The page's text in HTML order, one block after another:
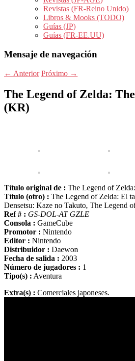
Revistas (FR-Reino Unido)
Libros & Mooks (TODO)
Guías (JP)
Guías (FR-EE.UU)
Mensaje de navegación
← Anterior Próximo →
The Legend of Zelda:
(KR)
Título original de : The Legend of
Título (otro) : The Legend of Zelda: El
Densetsu: Kaze no Takuto, The Legend
Ref # : GS-DOL-AT GZLE
Consola : GameCube
Promotor : Nintendo
Editor : Nintendo
Distribuidor : Daewon
Fecha de salida : 2003
Número de jugadores : 1
Tipo(s) : Aventura
Extra(s) : Comerciales japoneses.